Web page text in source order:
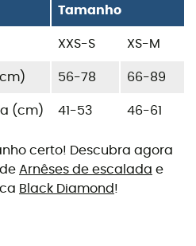
Tamanho
XXS-S XS-M
56-78 66-89
(cm) 41-53 46-61
certo! Descubra agora
Arnêses de escalada e
Black Diamond!